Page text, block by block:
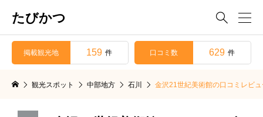
たびかつ 
掲載観光地 159 件 口コミ数 629 件
観光スポット 中部地方 石川 金沢21世紀美術館の口コミレビ